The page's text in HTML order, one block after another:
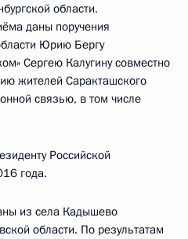
области.
даны поручения
Юрию Бергу
Сергею Калугину совместно
жителей Саракташского
связью, в том числе
Российской
года.
из села Кадышево
области. По результатам